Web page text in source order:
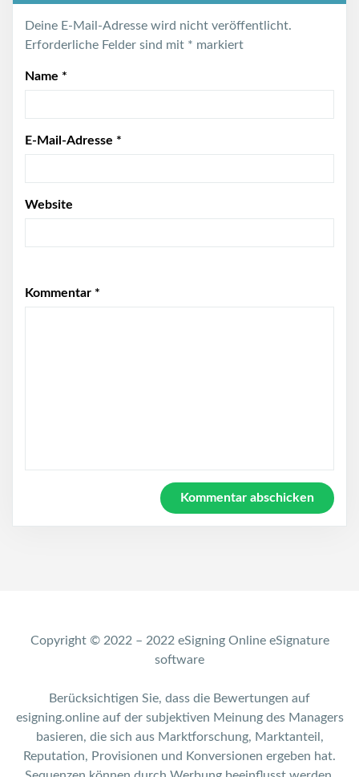
Deine E-Mail-Adresse wird nicht veröffentlicht.
Erforderliche Felder sind mit * markiert
Name *
E-Mail-Adresse *
Website
Kommentar *
Copyright © 2022 – 2022 eSigning Online eSignature
software
Berücksichtigen Sie, dass die Bewertungen auf
esigning.online auf der subjektiven Meinung des Managers
basieren, die sich aus Marktforschung, Marktanteil,
Reputation, Provisionen und Konversionen ergeben hat.